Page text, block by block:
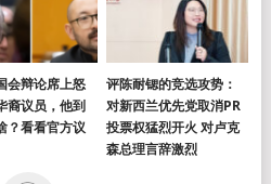
会辩论席上怒
裔议员，他到
？看看官方议
评陈耐锶的竞选攻势：
对新西兰优先党取消PR
投票权猛烈开火 对卢克
森总理言辞激烈